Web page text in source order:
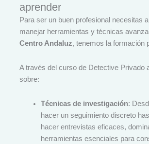
aprender
Para ser un buen profesional necesitas
manejar herramientas y técnicas
Centro Andaluz, tenemos la formación
A través del curso de Detective Privado
sobre:
Técnicas de investigación:
hacer un seguimiento discreto
hacer entrevistas eficaces,
herramientas esenciales para